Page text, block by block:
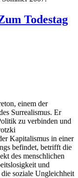
Todestag
einem der
Surrealismus. Er
zu verbinden und
Kapitalismus in einer
befindet, betrifft die
des menschlichen
und
soziale Ungleichheit